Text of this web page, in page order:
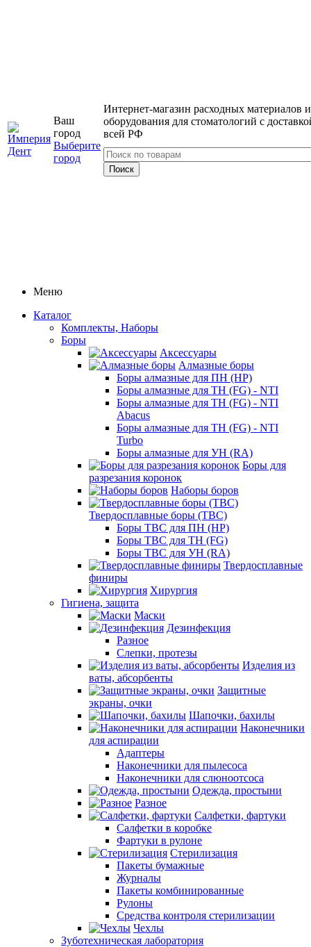
Ваш
город
Выберите
город
Интернет-магазин расходных материалов и
оборудования для стоматологий с
всей РФ
Меню
Каталог
Комплекты, Наборы
Боры
Аксессуары
Алмазные боры
Боры алмазные для ПН (HP)
Боры алмазные для ТН (FG) - NTI
Боры алмазные для ТН (FG) - NTI
Abacus
Боры алмазные для ТН (FG) - NTI
Turbo
Боры алмазные для УН (RA)
Боры для
разрезания коронок
Наборы боров
Твердосплавные боры (ТВС)
Боры ТВС для ПН (HP)
Боры ТВС для ТН (FG)
Боры ТВС для УН (RA)
Твердосплавные
финиры
Хирургия
Гигиена, защита
Маски
Дезинфекция
Разное
Слепки, протезы
Изделия из
ваты, абсорбенты
Защитные
экраны, очки
Шапочки, бахилы
Наконечники
для аспирации
Адаптеры
Наконечники для пылесоса
Наконечники для слюноотсоса
Одежда, простыни
Разное
Салфетки, фартуки
Салфетки в коробке
Фартуки в рулоне
Стерилизация
Пакеты бумажные
Журналы
Пакеты комбинированные
Рулоны
Средства контроля стерилизации
Чехлы
Зуботехническая лаборатория